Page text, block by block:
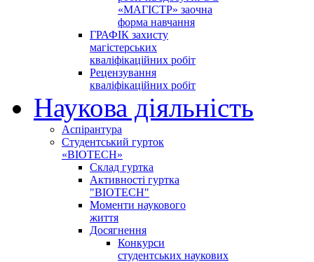
«МАГІСТР» заочна
форма навчання
ГРАФІК захисту
магістерських
кваліфікаційних робіт
Рецензування
кваліфікаційних робіт
Наукова діяльність
Аспірантура
Студентський гурток
«BIOTECH»
Склад гуртка
Активності гуртка
"BIOTECH"
Моменти наукового
життя
Досягнення
Конкурси
студентських наукових